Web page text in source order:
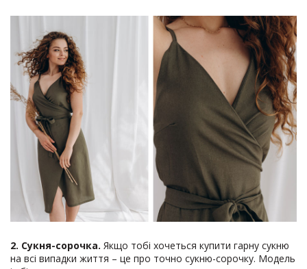
2. Сукня-сорочка. Якщо тобі хочеться купити гарну сукню
на всі випадки життя – це про точно сукню-сорочку. Модель